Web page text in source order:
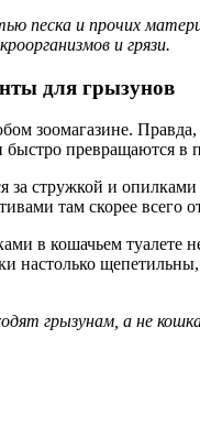
песка и прочих
и грязи.
для грызунов
зоомагазине.
превращаются в
за стружкой и
там скорее всего
в кошачьем туалете
грызунам, а не